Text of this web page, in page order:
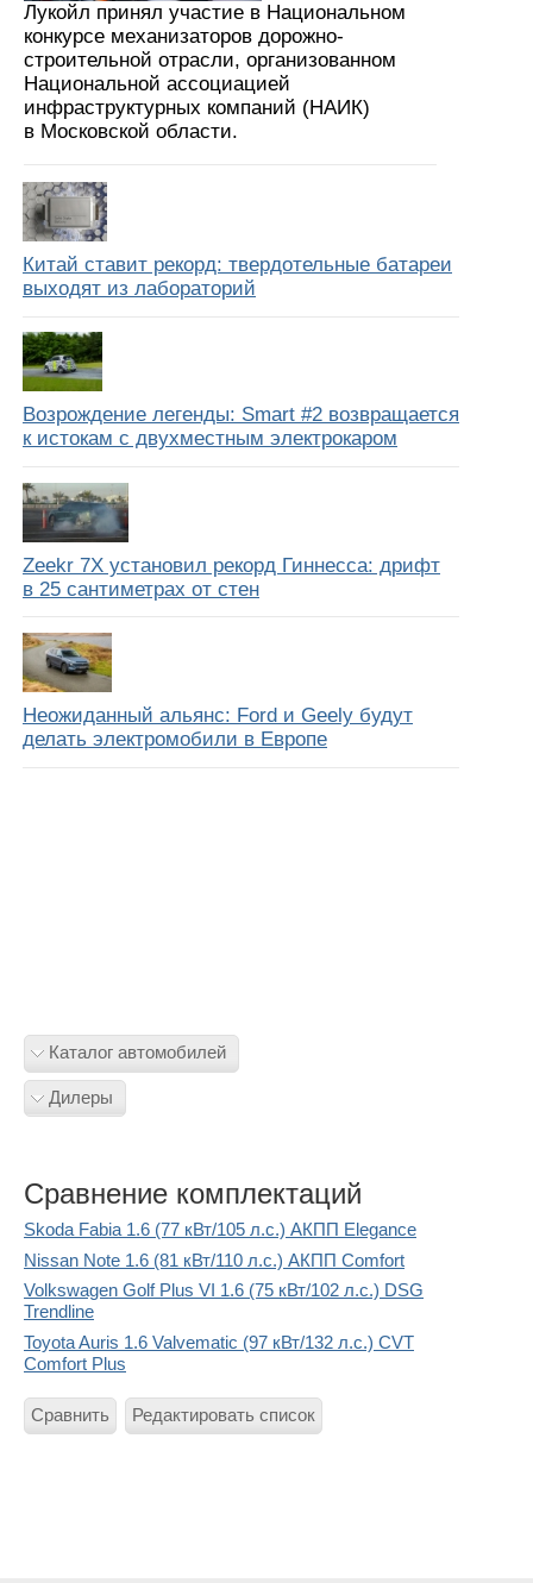
Лукойл принял участие в Национальном
конкурсе механизаторов дорожно-
строительной отрасли, организованном
Национальной ассоциацией
инфраструктурных компаний (НАИК)
в Московской области.
Китай ставит рекорд: твердотельные батареи
выходят из лабораторий
Возрождение легенды: Smart #2 возвращается
к истокам с двухместным электрокаром
Zeekr 7X установил рекорд Гиннесса: дрифт
в 25 сантиметрах от стен
Неожиданный альянс: Ford и Geely будут
делать электромобили в Европе
Каталог автомобилей
Дилеры
Сравнение комплектаций
Skoda Fabia 1.6 (77 кВт/105 л.с.) АКПП Elegance
Nissan Note 1.6 (81 кВт/110 л.с.) АКПП Comfort
Volkswagen Golf Plus VI 1.6 (75 кВт/102 л.с.) DSG
Trendline
Toyota Auris 1.6 Valvematic (97 кВт/132 л.с.) CVT
Comfort Plus
Сравнить Редактировать список